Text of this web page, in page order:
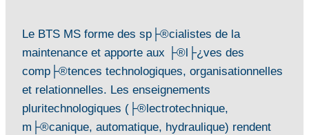
Le BTS MS forme des sp├®cialistes de la
maintenance et apporte aux ├®l├¿ves des
comp├®tences technologiques, organisationnelles
et relationnelles. Les enseignements
pluritechnologiques (├®lectrotechnique,
m├®canique, automatique, hydraulique) rendent